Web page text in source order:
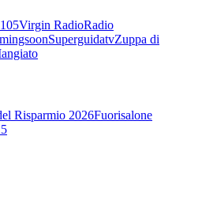
Virgin RadioRadio
SuperguidatvZuppa di
Risparmio 2026Fuorisalone